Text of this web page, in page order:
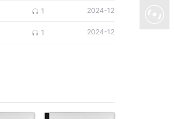
1 2024-12
1 2024-12